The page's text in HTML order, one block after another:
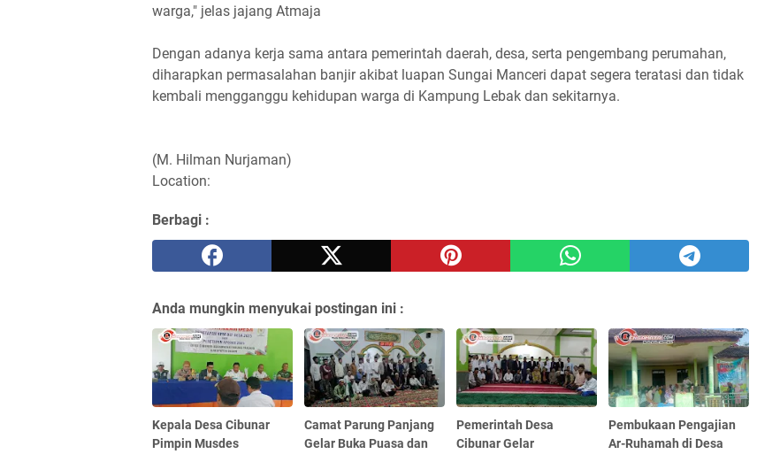
warga," jelas jajang Atmaja
Dengan adanya kerja sama antara pemerintah daerah, desa, serta pengembang perumahan,
diharapkan permasalahan banjir akibat luapan Sungai Manceri dapat segera teratasi dan tidak
kembali mengganggu kehidupan warga di Kampung Lebak dan sekitarnya.
(M. Hilman Nurjaman)
Location:
Berbagi :
Anda mungkin menyukai postingan ini :
Kepala Desa Cibunar
Pimpin Musdes
Camat Parung Panjang
Gelar Buka Puasa dan
Pemerintah Desa
Cibunar Gelar
Pembukaan Pengajian
Ar-Ruhamah di Desa